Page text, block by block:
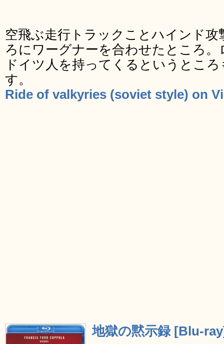
空飛ぶ走行トラックことハインド
ろにワーグナーを合わせたところ
ドイツ人を持ってくるというとこ
す。
Ride of valkyries (soviet style) on
地獄の黙示録 [Blu-